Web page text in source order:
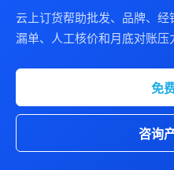
云上订货帮助批发、品牌、
漏单、人工核价和月底对账压
免
咨询